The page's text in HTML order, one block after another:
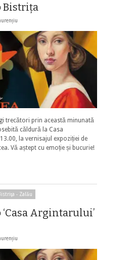
Bistriţa
trecători prin această minunată
căldură la Casa
la vernisajul expoziției de
Vă aștept cu emoție și bucurie!
- Zalău
‘Casa Argintarului’